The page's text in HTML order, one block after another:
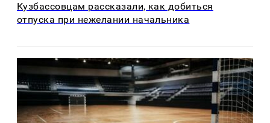
Кузбассовцам рассказали, как добиться
отпуска при нежелании начальника